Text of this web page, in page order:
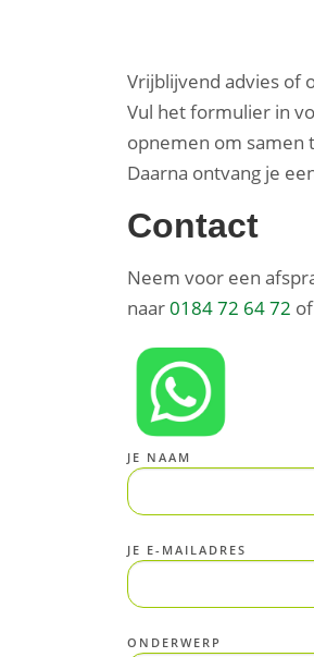
Vrijblijvend advies of
Vul het formulier in
opnemen om samen
Daarna ontvang je
Contact
Neem voor een
naar0184 72 64 72
JE NAAM
JE E-MAILADRES
ONDERWERP